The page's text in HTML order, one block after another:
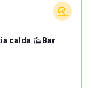
calda· Bar·